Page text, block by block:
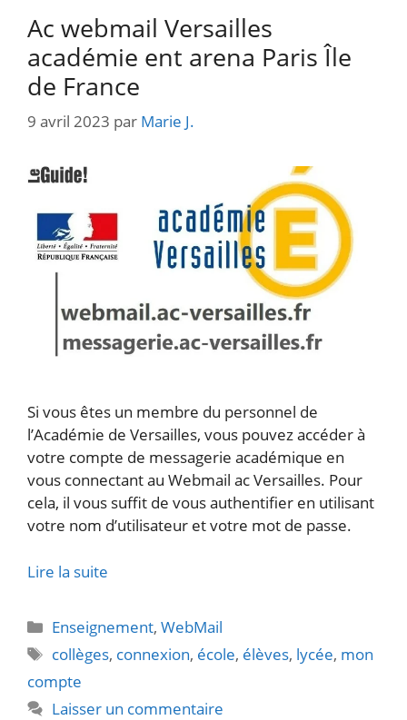
Ac webmail Versailles
académie ent arena Paris Île
de France
9 avril 2023 par Marie J.
Si vous êtes un membre du personnel de
l’Académie de Versailles, vous pouvez accéder à
votre compte de messagerie académique en
vous connectant au Webmail ac Versailles. Pour
cela, il vous suffit de vous authentifier en utilisant
votre nom d’utilisateur et votre mot de passe.
Lire la suite
Catégories
Enseignement,WebMail
Étiquettes
collèges, connexion, école, élèves, lycée, mon
compte
Laisser un commentaire